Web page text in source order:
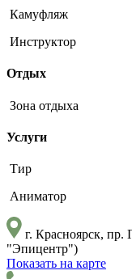
Камуфляж
Инструктор
Отдых
Зона отдыха
Услуги
Тир
Аниматор
г. Красноярск, пр.
"Эпицентр")
Показать на карте